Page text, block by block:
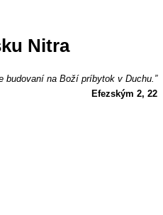
Nitra
budovaní na Boží príbytok v Duchu.”
Efezským 2, 22